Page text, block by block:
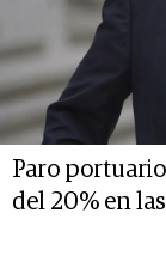
Paro
del 20% en